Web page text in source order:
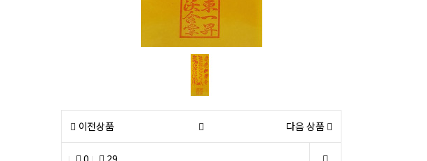
이전상품 다음 상품